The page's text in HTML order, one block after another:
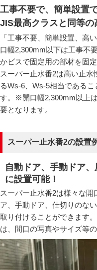
工事不要で、簡単設置
JIS最高クラスと同等
「工事不要、簡単設置、高
口幅2,300mm以下は工事不
かビスで固定用の部材を固
スーパー止水番2は高い止
るWs-6、Ws-5相当である
す。※開口幅2,300mm以上
要となります。
スーパー止水番2の設置
自動ドア、手動ドア
に設置可能！
スーパー止水番2は様々な
ア、手動ドア、仕切りのな
取り付けることができます
は、間口の写真やサイズ等